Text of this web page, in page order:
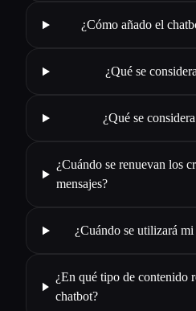
¿Cómo añado el
¿Qué se
¿Qué se
¿Cuándo se renuevan los
mensajes?
¿Cuándo se utilizará
¿En qué tipo de contenido
chatbot?